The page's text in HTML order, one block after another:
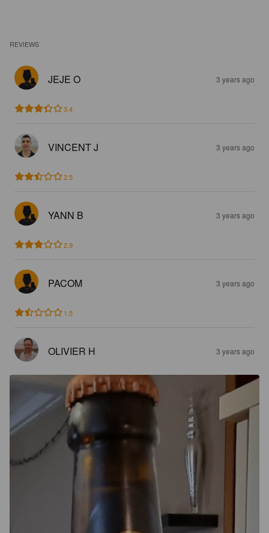
REVIEWS
JEJE O 3 years ago
3.4
VINCENT J 3 years ago
2.5
YANN B 3 years ago
2.9
PACOM 3 years ago
1.5
OLIVIER H 3 years ago